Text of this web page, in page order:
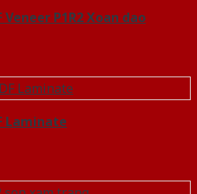
Veneer P1R2 Xoan dao
Laminate